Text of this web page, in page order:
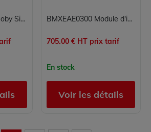
6GT2500-3BF10 Moby Siemens BMXEAE0300 Module d'interface Modicon X80 Schneider Electric
705.00 € HT prix tarif
En stock
Voir les détails